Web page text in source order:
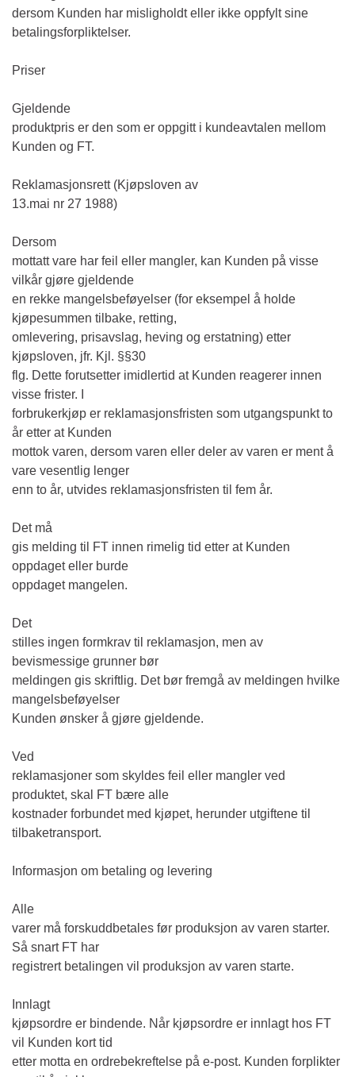
dersom Kunden har misligholdt eller ikke oppfylt sine
betalingsforpliktelser.
Priser
Gjeldende
produktpris er den som er oppgitt i kundeavtalen mellom
Kunden og FT.
Reklamasjonsrett (Kjøpsloven av
13.mai nr 27 1988)
Dersom
mottatt vare har feil eller mangler, kan Kunden på visse
vilkår gjøre gjeldende
en rekke mangelsbeføyelser (for eksempel å holde
kjøpesummen tilbake, retting,
omlevering, prisavslag, heving og erstatning) etter
kjøpsloven, jfr. Kjl. §§30
flg. Dette forutsetter imidlertid at Kunden reagerer innen
visse frister. I
forbrukerkjøp er reklamasjonsfristen som utgangspunkt to
år etter at Kunden
mottok varen, dersom varen eller deler av varen er ment å
vare vesentlig lenger
enn to år, utvides reklamasjonsfristen til fem år.
Det må
gis melding til FT innen rimelig tid etter at Kunden
oppdaget eller burde
oppdaget mangelen.
Det
stilles ingen formkrav til reklamasjon, men av
bevismessige grunner bør
meldingen gis skriftlig. Det bør fremgå av meldingen hvilke
mangelsbeføyelser
Kunden ønsker å gjøre gjeldende.
Ved
reklamasjoner som skyldes feil eller mangler ved
produktet, skal FT bære alle
kostnader forbundet med kjøpet, herunder utgiftene til
tilbaketransport.
Informasjon om betaling og levering
Alle
varer må forskuddbetales før produksjon av varen starter.
Så snart FT har
registrert betalingen vil produksjon av varen starte.
Innlagt
kjøpsordre er bindende. Når kjøpsordre er innlagt hos FT
vil Kunden kort tid
etter motta en ordrebekreftelse på e-post. Kunden forplikter